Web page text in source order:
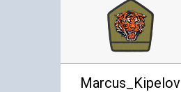
Marcus_Kipelov